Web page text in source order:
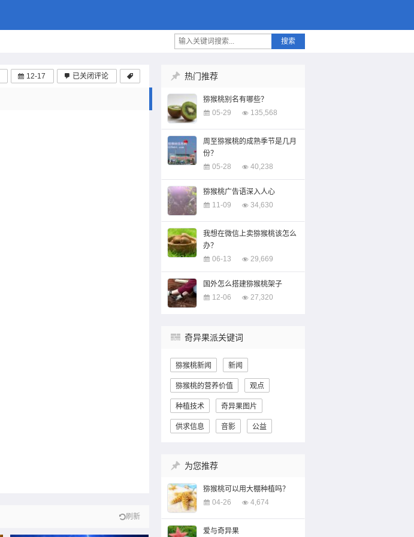
搜索
12-17 已关闭评论
刷新
热门推荐
猕猴桃别名有哪些？
05-29
135,568
周至猕猴桃的成熟季节是几月
份？
05-28
40,238
猕猴桃广告语深入人心
11-09
34,630
我想在微信上卖猕猴桃该怎么
办？
06-13
29,669
国外怎么搭建猕猴桃架子
12-06
27,320
奇异果派关键词
猕猴桃新闻 新闻
猕猴桃的营养价值 观点
种植技术 奇异果图片
供求信息 音影 公益
为您推荐
猕猴桃可以用大棚种植吗？
04-26
4,674
爱与奇异果